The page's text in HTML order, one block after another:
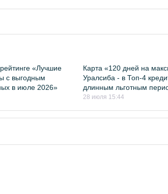
«Лучшие
с выгодным
в июле 2026»
Карта «120 дней на
Уралсиба - в Топ-4
длинным льготным
28 июля 15:44